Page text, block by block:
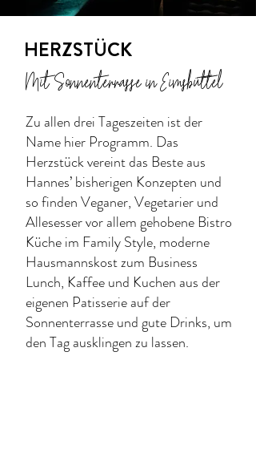
HERZSTÜCK
Mit Sonnenterrasse in Eimsbüttel
Zu allen drei Tageszeiten ist der
Name hier Programm. Das
Herzstück vereint das Beste aus
Hannes’ bisherigen Konzepten und
so finden Veganer, Vegetarier und
Allesesser vor allem gehobene Bistro
Küche im Family Style, moderne
Hausmannskost zum Business
Lunch, Kaffee und Kuchen aus der
eigenen Patisserie auf der
Sonnenterrasse und gute Drinks, um
den Tag ausklingen zu lassen.